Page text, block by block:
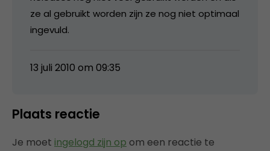
ze al gebruikt worden zijn ze nog niet optimaal
ingevuld.
13 juli 2010 om 09:35
Plaats reactie
Je moet ingelogd zijn op om een reactie te